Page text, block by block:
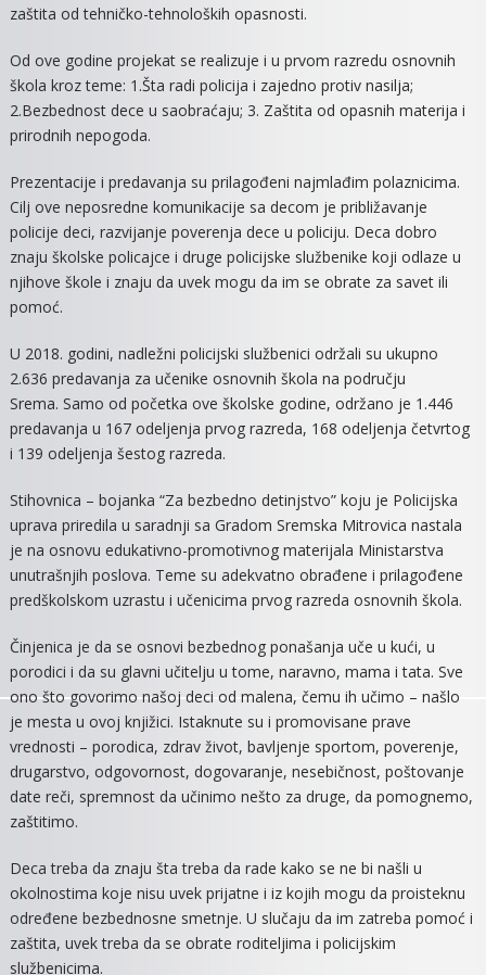
zaštita od tehničko-tehnoloških opasnosti.
Od ove godine projekat se realizuje i u prvom razredu osnovnih
škola kroz teme: 1.Šta radi policija i zajedno protiv nasilja;
2.Bezbednost dece u saobraćaju; 3. Zaštita od opasnih materija i
prirodnih nepogoda.
Prezentacije i predavanja su prilagođeni najmlađim polaznicima.
Cilj ove neposredne komunikacije sa decom je približavanje
policije deci, razvijanje poverenja dece u policiju. Deca dobro
znaju školske policajce i druge policijske službenike koji odlaze u
njihove škole i znaju da uvek mogu da im se obrate za savet ili
pomoć.
U 2018. godini, nadležni policijski službenici održali su ukupno
2.636 predavanja za učenike osnovnih škola na području
Srema. Samo od početka ove školske godine, održano je 1.446
predavanja u 167 odeljenja prvog razreda, 168 odeljenja četvrtog
i 139 odeljenja šestog razreda.
Stihovnica – bojanka “Za bezbedno detinjstvo” koju je Policijska
uprava priredila u saradnji sa Gradom Sremska Mitrovica nastala
je na osnovu edukativno-promotivnog materijala Ministarstva
unutrašnjih poslova. Teme su adekvatno obrađene i prilagođene
predškolskom uzrastu i učenicima prvog razreda osnovnih škola.
Činjenica je da se osnovi bezbednog ponašanja uče u kući, u
porodici i da su glavni učitelju u tome, naravno, mama i tata. Sve
ono što govorimo našoj deci od malena, čemu ih učimo – našlo
je mesta u ovoj knjižici. Istaknute su i promovisane prave
vrednosti – porodica, zdrav život, bavljenje sportom, poverenje,
drugarstvo, odgovornost, dogovaranje, nesebičnost, poštovanje
date reči, spremnost da učinimo nešto za druge, da pomognemo,
zaštitimo.
Deca treba da znaju šta treba da rade kako se ne bi našli u
okolnostima koje nisu uvek prijatne i iz kojih mogu da proisteknu
određene bezbednosne smetnje. U slučaju da im zatreba pomoć i
zaštita, uvek treba da se obrate roditeljima i policijskim
službenicima.